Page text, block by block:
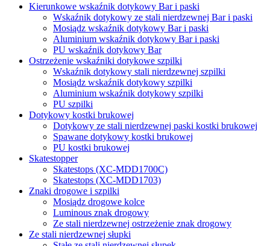
Kierunkowe wskaźnik dotykowy Bar i paski
Wskaźnik dotykowy ze stali nierdzewnej Bar i paski
Mosiądz wskaźnik dotykowy Bar i paski
Aluminium wskaźnik dotykowy Bar i paski
PU wskaźnik dotykowy Bar
Ostrzeżenie wskaźniki dotykowe szpilki
Wskaźnik dotykowy stali nierdzewnej szpilki
Mosiądz wskaźnik dotykowy szpilki
Aluminium wskaźnik dotykowy szpilki
PU szpilki
Dotykowy kostki brukowej
Dotykowy ze stali nierdzewnej paski kostki brukowej
Spawane dotykowy kostki brukowej
PU kostki brukowej
Skatestopper
Skatestops (XC-MDD1700C)
Skatestops (XC-MDD1703)
Znaki drogowe i szpilki
Mosiądz drogowe kolce
Luminous znak drogowy
Ze stali nierdzewnej ostrzeżenie znak drogowy
Ze stali nierdzewnej słupki